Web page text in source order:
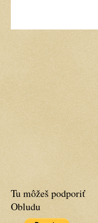
Tu môžeš podporiť
Obludu